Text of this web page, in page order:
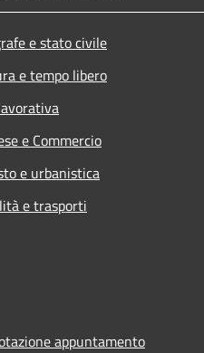
e stato civile
e tempo libero
e Commercio
e urbanistica
e trasporti
appuntamento